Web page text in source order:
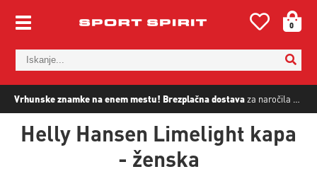
Vrhunske znamke na enem mestu! Brezplačna dostavaza naročila nad
0
Helly Hansen Limelight kapa
- ženska